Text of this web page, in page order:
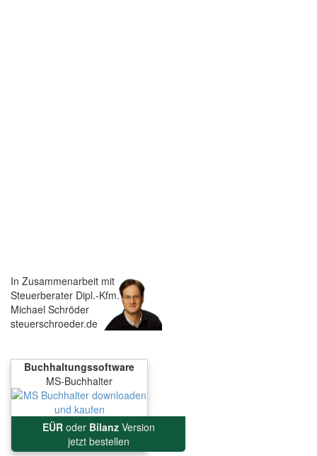
In Zusammenarbeit mit
Steuerberater Dipl.-Kfm.
Michael Schröder
steuerschroeder.de
Buchhaltungssoftware
MS-Buchhalter
EÜRoder BilanzVersion
jetzt bestellen